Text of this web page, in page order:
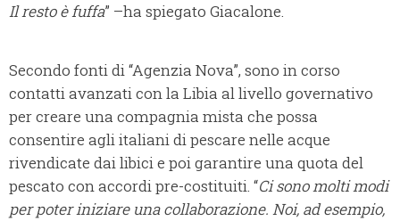
Il resto è fuffa” –ha spiegato Giacalone.
Secondo fonti di “Agenzia Nova”, sono in corso
contatti avanzati con la Libia al livello governativo
per creare una compagnia mista che possa
consentire agli italiani di pescare nelle acque
rivendicate dai libici e poi garantire una quota del
pescato con accordi pre-costituiti. “Ci sono molti modi
per poter iniziare una collaborazione. Noi, ad esempio,